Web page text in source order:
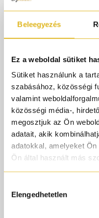
Beleegyezés
Ez a weboldal sütiket
Sütiket használunk a
szabásához, közösségi
valamint
közösségi média-,
megosztjuk az Ön
adatait, akik
adatokkal, amelyeket
Ön által használt más
kiválasztása
Elengedhetetlen
#parfumorult
#niche
#parfüm
#fragance
@giardiniditoscana
♬ eredeti hang -
A Giardini di Toscana
a Borabora egy érzéki
metaverzum, ahol a
Jázmin virágai egy